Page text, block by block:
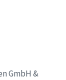
GmbH &